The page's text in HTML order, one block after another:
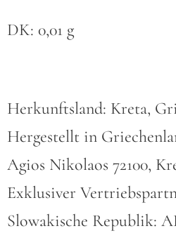
DK: 0,01 g
Herkunftsland: Kreta,
Hergestellt in
Agios Nikolaos 72100,
Exklusiver
Slowakische Republik: